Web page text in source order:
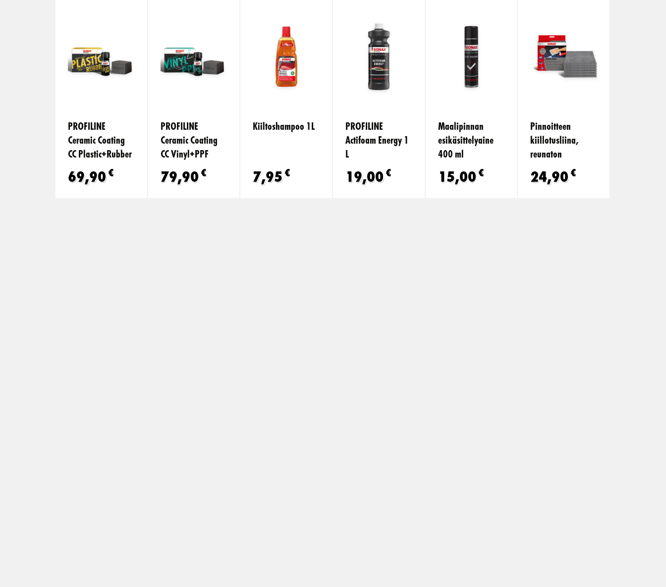
PROFILINE
Ceramic Coating
CC Plastic+Rubber
69,90€
PROFILINE
Ceramic Coating
CC Vinyl+PPF
79,90€
Kiiltoshampoo 1L
7,95€
PROFILINE
Actifoam Energy 1
L
19,00€
Maalipinnan
esikäsittelyaine
400 ml
15,00€
Pinnoitteen
kiillotusliina,
reunaton
24,90€